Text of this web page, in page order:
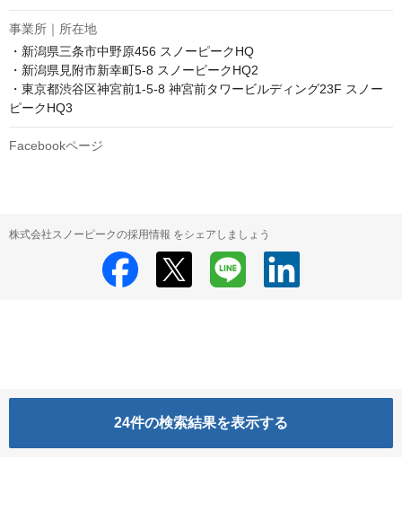
24件の検索結果を表示する
事業所｜所在地
・新潟県三条市中野原456 スノーピークHQ
・新潟県見附市新幸町5-8 スノーピークHQ2
・東京都渋谷区神宮前1-5-8 神宮前タワービルディング23F スノー
ピークHQ3
Facebookページ
株式会社スノーピークの採用情報 をシェアしましょう